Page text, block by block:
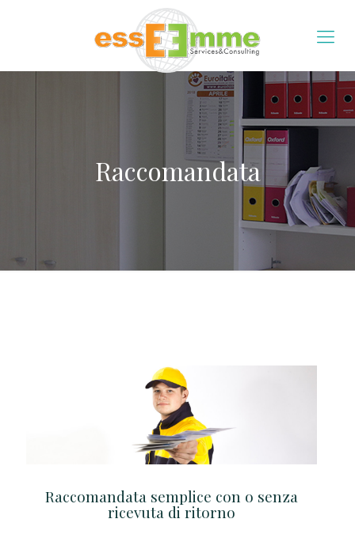
Raccomandata
Raccomandata semplice con o senza
ricevuta di ritorno